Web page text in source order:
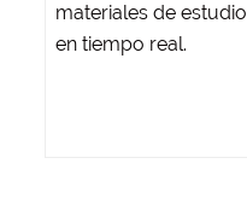
materiales de estudio
en tiempo real.